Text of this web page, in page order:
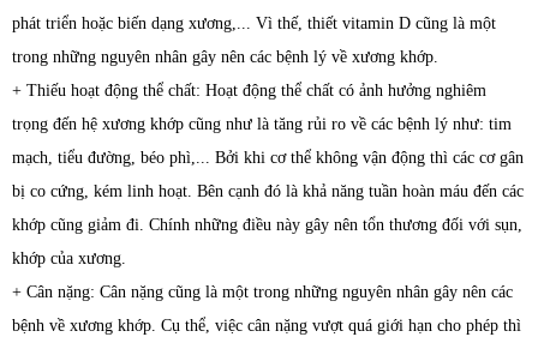
phát triển hoặc biến dạng xương,... Vì thế, thiết vitamin D cũng là một
trong những nguyên nhân gây nên các bệnh lý về xương khớp.
+ Thiếu hoạt động thể chất: Hoạt động thể chất có ảnh hưởng nghiêm
trọng đến hệ xương khớp cũng như là tăng rủi ro về các bệnh lý như: tim
mạch, tiểu đường, béo phì,... Bởi khi cơ thể không vận động thì các cơ gân
bị co cứng, kém linh hoạt. Bên cạnh đó là khả năng tuần hoàn máu đến các
khớp cũng giảm đi. Chính những điều này gây nên tổn thương đối với sụn,
khớp của xương.
+ Cân nặng: Cân nặng cũng là một trong những nguyên nhân gây nên các
bệnh về xương khớp. Cụ thể, việc cân nặng vượt quá giới hạn cho phép thì